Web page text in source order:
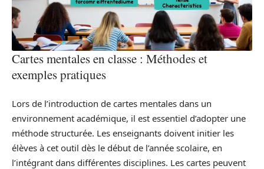
Cartes mentales en classe : Méthodes et
exemples pratiques
Lors de l’introduction de cartes mentales dans un
environnement académique, il est essentiel d’adopter une
méthode structurée. Les enseignants doivent initier les
élèves à cet outil dès le début de l’année scolaire, en
l’intégrant dans différentes disciplines. Les cartes peuvent